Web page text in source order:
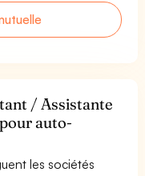
/ Assistante
auto-
les sociétés